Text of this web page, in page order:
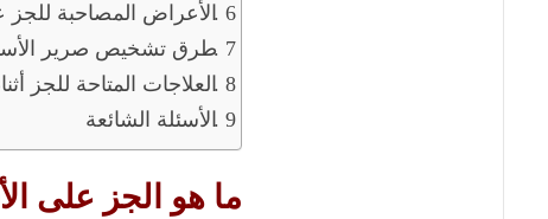
الأعراض المصاحبة للجز
طرق تشخيص صرير
العلاجات المتاحة للجز
الأسئلة الشائعة
ما هو الجز على